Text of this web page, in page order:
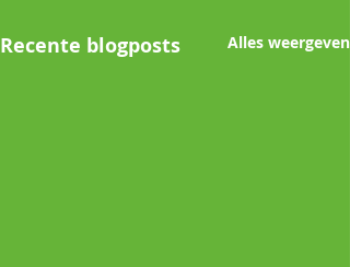
Recente blogposts Alles weergeven